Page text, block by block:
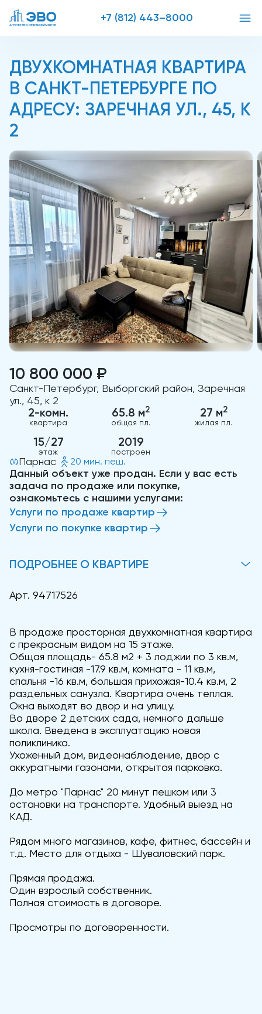
+7 (812) 443–8000
ДВУХКОМНАТНАЯ КВАРТИРА
В САНКТ-ПЕТЕРБУРГЕ ПО
АДРЕСУ: ЗАРЕЧНАЯ УЛ., 45, К
2
10 800 000 ₽
Санкт-Петербург, Выборгский район, Заречная
ул., 45, к 2
2-комн.
квартира
65.8 м2
общая пл.
27 м2
жилая пл.
15/27
этаж
2019
построен
Парнас 20 мин. пеш.
Данный объект уже продан. Если у вас есть
задача по продаже или покупке,
ознакомьтесь с нашими услугами:
Услуги по продаже квартир
Услуги по покупке квартир
ПОДРОБНЕЕ О КВАРТИРЕ
Арт. 94717526
В продаже просторная двухкомнатная квартира
с прекрасным видом на 15 этаже.
Общая площадь- 65.8 м2 + 3 лоджии по 3 кв.м,
кухня-гостиная -17.9 кв.м, комната - 11 кв.м,
спальня -16 кв.м, большая прихожая-10.4 кв.м, 2
раздельных санузла. Квартира очень теплая.
Окна выходят во двор и на улицу.
Во дворе 2 детских сада, немного дальше
школа. Введена в эксплуатацию новая
поликлиника.
Ухоженный дом, видеонаблюдение, двор с
аккуратными газонами, открытая парковка.
До метро "Парнас" 20 минут пешком или 3
остановки на транспорте. Удобный выезд на
КАД.
Рядом много магазинов, кафе, фитнес, бассейн и
т.д. Место для отдыха - Шуваловский парк.
Прямая продажа.
Один взрослый собственник.
Полная стоимость в договоре.
Просмотры по договоренности.